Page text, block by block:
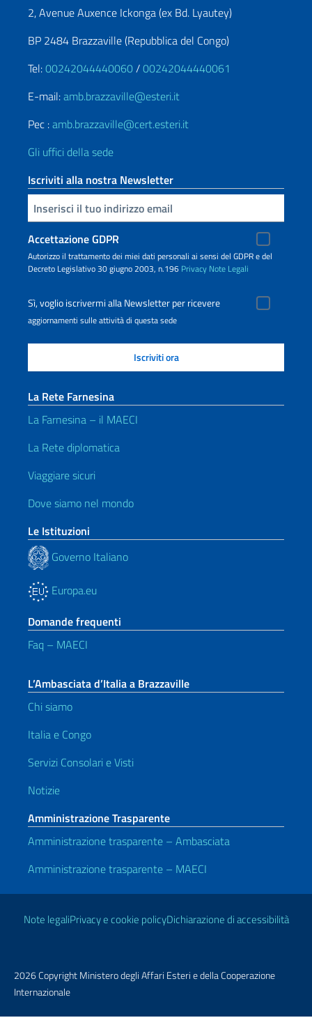
2, Avenue Auxence Ickonga (ex Bd. Lyautey)
BP 2484 Brazzaville (Repubblica del Congo)
Tel:00242044440060/00242044440061
E-mail:amb.brazzaville@esteri.it
Pec :amb.brazzaville@cert.esteri.it
Gli uffici della sede
Iscriviti alla nostra Newsletter
Inserisci la tua email
Accettazione GDPR
Autorizzo il trattamento dei miei dati personali ai sensi del GDPR e del
Decreto Legislativo 30 giugno 2003, n.196 Privacy Note Legali
Sì, voglio iscrivermi alla Newsletter per ricevere
aggiornamenti sulle attività di questa sede
La Rete Farnesina
La Farnesina – il MAECI
La Rete diplomatica
Viaggiare sicuri
Dove siamo nel mondo
Le Istituzioni
Governo Italiano
Europa.eu
Domande frequenti
Faq – MAECI
L’Ambasciata d’Italia a Brazzaville
Chi siamo
Italia e Congo
Servizi Consolari e Visti
Notizie
Amministrazione Trasparente
Amministrazione trasparente – Ambasciata
Amministrazione trasparente – MAECI
Link Utili
Note legaliPrivacy e cookie policyDichiarazione di accessibilità
2026 Copyright Ministero degli Affari Esteri e della Cooperazione
Internazionale